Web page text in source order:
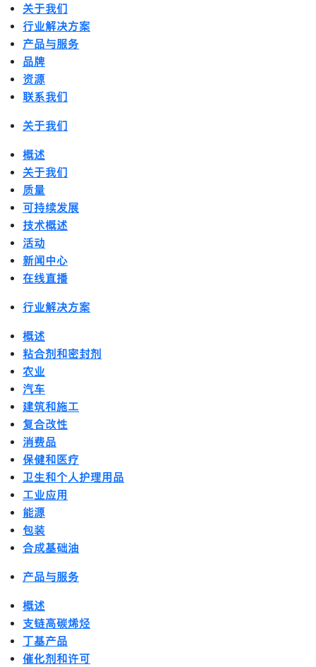
关于我们
行业解决方案
产品与服务
品牌
资源
联系我们
关于我们
概述
关于我们
质量
可持续发展
技术概述
活动
新闻中心
在线直播
行业解决方案
概述
粘合剂和密封剂
农业
汽车
建筑和施工
复合改性
消费品
保健和医疗
卫生和个人护理用品
工业应用
能源
包装
合成基础油
产品与服务
概述
支链高碳烯烃
丁基产品
催化剂和许可